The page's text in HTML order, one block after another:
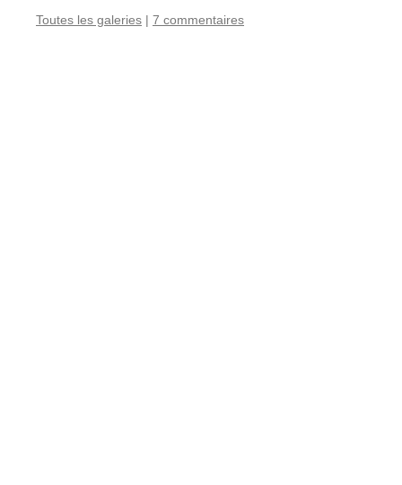
Toutes les galeries | 7 commentaires